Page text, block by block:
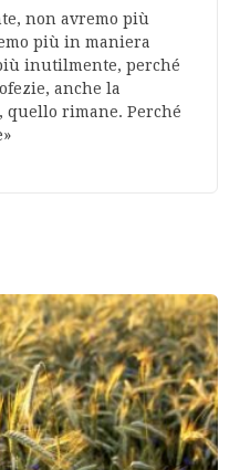
non avremo più
più in maniera
inutilmente, perché
anche la
quello rimane. Perché